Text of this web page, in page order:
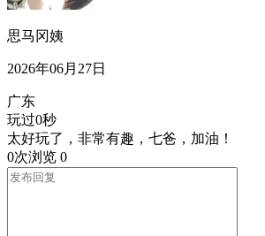
思马冈姨
2026年06月27日
广东
玩过0秒
太好玩了，非常有趣，七爸，加油！
0次浏览 0